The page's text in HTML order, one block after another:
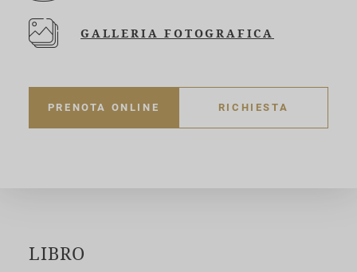
GALLERIA FOTOGRAFICA
PRENOTA ONLINE RICHIESTA
LIBRO